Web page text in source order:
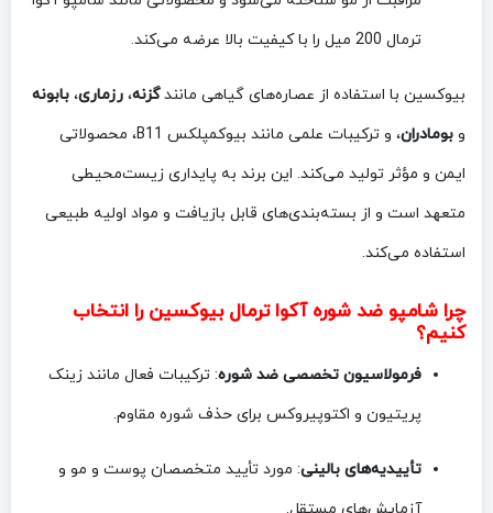
ترمال 200 میل را با کیفیت بالا عرضه می‌کند.
بیوکسین با استفاده از عصاره‌های گیاهی مانندگزنه، رزماری، بابونه
و بومادران
، و ترکیبات علمی مانند بیوکمپلکس B11، محصولاتی
ایمن و مؤثر تولید می‌کند. این برند به پایداری زیست‌محیطی
متعهد است و از بسته‌بندی‌های قابل بازیافت و مواد اولیه طبیعی
استفاده می‌کند.
چرا شامپو ضد شوره آکوا ترمال بیوکسین را انتخاب
کنیم؟
فرمولاسیون تخصصی ضد شوره: ترکیبات فعال مانند زینک
پریتیون و اکتوپیروکس برای حذف شوره مقاوم.
تأییدیه‌های بالینی: مورد تأیید متخصصان پوست و مو و
آزمایش‌های مستقل.